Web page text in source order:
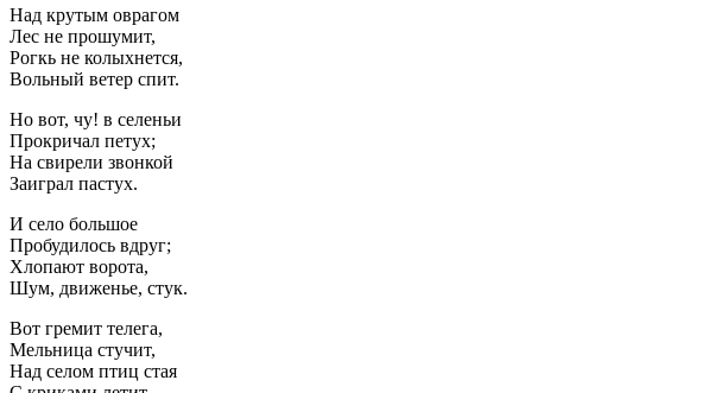
Над крутым оврагом
Лес не прошумит,
Рогкь не колыхнется,
Вольный ветер спит.
Но вот, чу! в селеньи
Прокричал петух;
На свирели звонкой
Заиграл пастух.
И село большое
Пробудилось вдруг;
Хлопают ворота,
Шум, движенье, стук.
Вот гремит телега,
Мельница стучит,
Над селом птиц стая